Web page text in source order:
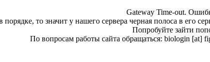
Gateway Time-out.
то значит у нашего сервера черная полоса в его
Попробуйте зайти
По вопросам работы сайта обращаться: biologin [at]